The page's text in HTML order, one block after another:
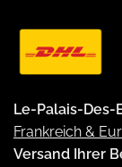
Le-Palais-
Frankreich &
Versand Ihrer